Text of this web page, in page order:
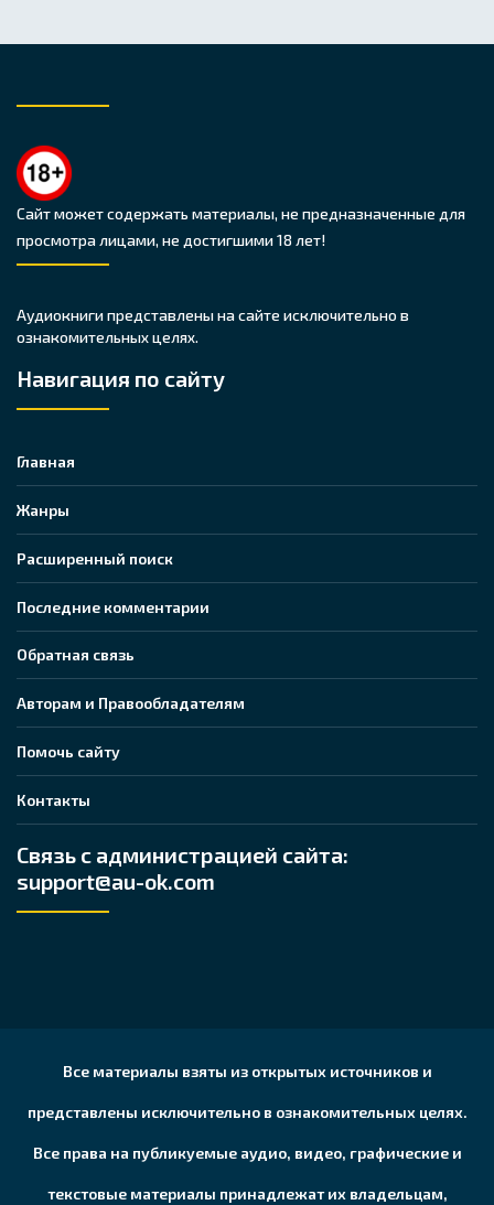
Сайт может содержать материалы, не предназначенные для
просмотра лицами, не достигшими 18 лет!
Аудиокниги представлены на сайте исключительно в
ознакомительных целях.
Навигация по сайту
Главная
Жанры
Расширенный поиск
Последние комментарии
Обратная связь
Авторам и Правообладателям
Помочь сайту
Контакты
Связь с администрацией сайта:
support@au-ok.com
Все материалы взяты из открытых источников и
представлены исключительно в ознакомительных целях.
Все права на публикуемые аудио, видео, графические и
текстовые материалы принадлежат их владельцам,